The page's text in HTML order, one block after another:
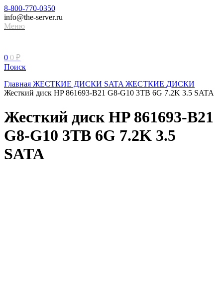
8-800-770-0350
info@the-server.ru
Меню
0 0 ₽
Поиск
Главная ЖЕСТКИЕ ДИСКИ SATA ЖЕСТКИЕ ДИСКИ
Жесткий диск HP 861693-B21 G8-G10 3TB 6G 7.2K 3.5 SATA
Жесткий диск HP 861693-B21
G8-G10 3TB 6G 7.2K 3.5
SATA